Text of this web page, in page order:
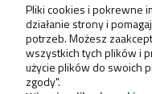
Pliki cookies i pokrewne
działanie strony i
potrzeb. Możesz
wszystkich tych plików i
użycie plików do swoich
zgody".